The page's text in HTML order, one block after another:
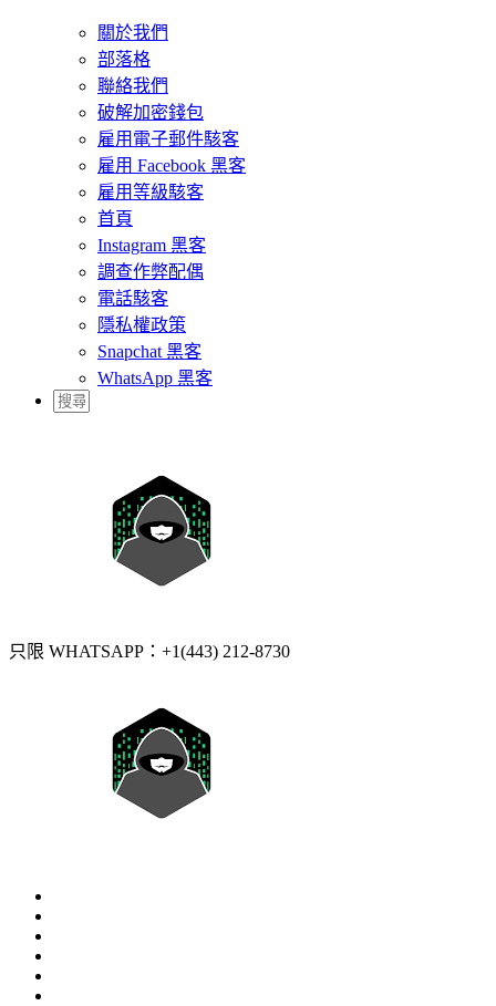
關於我們
部落格
聯絡我們
破解加密錢包
雇用電子郵件駭客
雇用 Facebook 黑客
雇用等級駭客
首頁
Instagram 黑客
調查作弊配偶
電話駭客
隱私權政策
Snapchat 黑客
WhatsApp 黑客
只限 WHATSAPP：+1(443) 212-8730